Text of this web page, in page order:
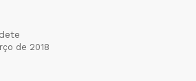
de 2018